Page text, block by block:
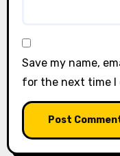
Save my name,
for the next time I